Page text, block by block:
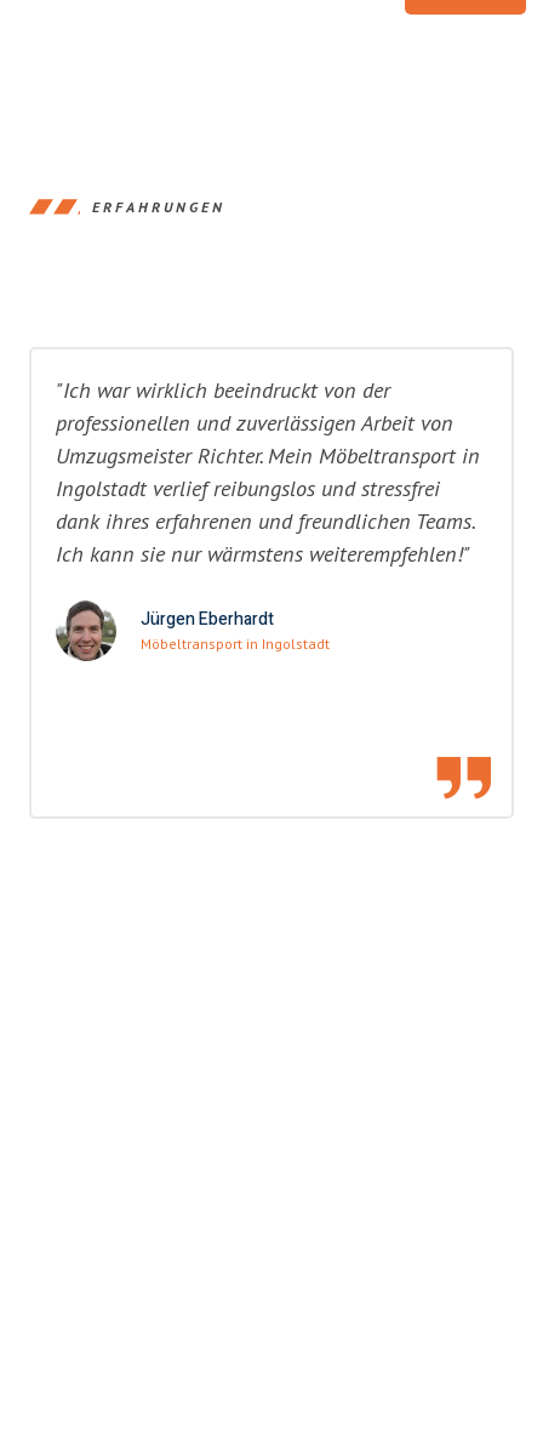
ERFAHRUNGEN
"Ich war wirklich beeindruckt von der
professionellen und zuverlässigen Arbeit von
Umzugsmeister Richter. Mein Möbeltransport in
Ingolstadt verlief reibungslos und stressfrei
dank ihres erfahrenen und freundlichen Teams.
Ich kann sie nur wärmstens weiterempfehlen!"
Jürgen Eberhardt
Möbeltransport in Ingolstadt